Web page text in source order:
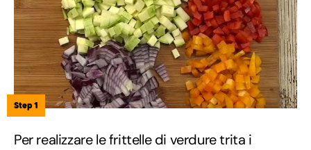
Step 1
Per realizzare le frittelle di verdure trita i